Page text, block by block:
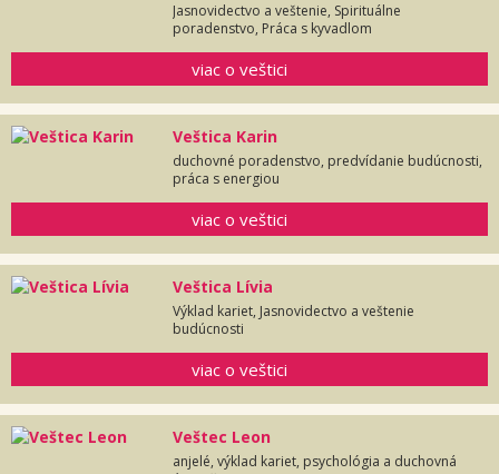
Jasnovidectvo a veštenie, Spirituálne
poradenstvo, Práca s kyvadlom
viac o veštici
Veštica Karin
duchovné poradenstvo, predvídanie budúcnosti,
práca s energiou
viac o veštici
Veštica Lívia
Výklad kariet, Jasnovidectvo a veštenie
budúcnosti
viac o veštici
Veštec Leon
anjelé, výklad kariet, psychológia a duchovná